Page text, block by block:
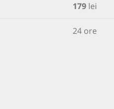
179lei
24 ore